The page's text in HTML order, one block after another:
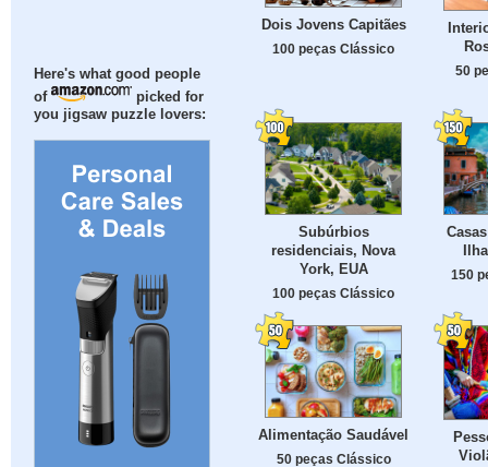
Here's what good people
of
picked for
you jigsaw puzzle lovers:
Dois Jovens Capitães
100 peças Clássico
50
Subúrbios
residenciais, Nova
York, EUA
100 peças Clássico
150
Alimentação Saudável
50 peças Clássico